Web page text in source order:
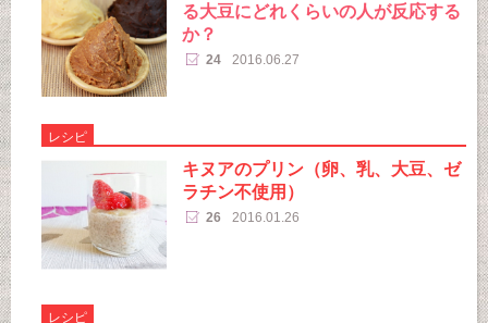
る大豆にどれくらいの人が反応する
か？
24 2016.06.27
レシピ
キヌアのプリン（卵、乳、大豆、ゼ
ラチン不使用）
26 2016.01.26
レシピ